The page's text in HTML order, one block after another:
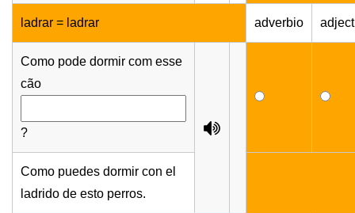
ladrar = ladrar adverbio
Como pode dormir com esse
cão
?
Como puedes dormir con el
ladrido de esto perros.